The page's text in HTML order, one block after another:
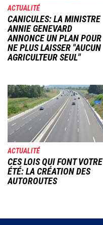
ACTUALITÉ
CANICULES: LA MINISTRE
ANNIE GENEVARD
ANNONCE UN PLAN POUR
NE PLUS LAISSER "AUCUN
AGRICULTEUR SEUL"
Image
ACTUALITÉ
CES LOIS QUI FONT VOTRE
ÉTÉ: LA CRÉATION DES
AUTOROUTES